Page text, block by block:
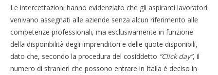
Le intercettazioni hanno evidenziato che gli aspiranti lavoratori
venivano assegnati alle aziende senza alcun riferimento alle
competenze professionali, ma esclusivamente in funzione
della disponibilità degli imprenditori e delle quote disponibili,
dato che, secondo la procedura del cosiddetto “Click day”, il
numero di stranieri che possono entrare in Italia è deciso in